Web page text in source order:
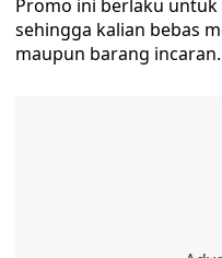
Promo ini berlaku
sehingga kalian bebas
maupun barang incaran.